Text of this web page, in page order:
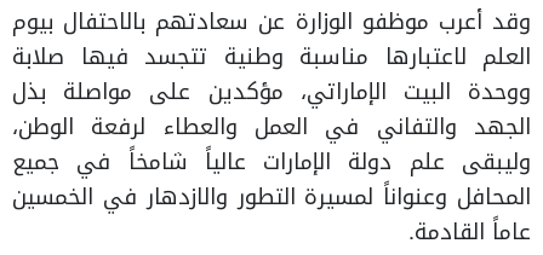
وقد أعرب موظفو الوزارة عن سعادتهم بالاحتفال بيوم
العلم لاعتبارها مناسبة وطنية تتجسد فيها صلابة
ووحدة البيت الإماراتي، مؤكدين على مواصلة بذل
الجهد والتفاني في العمل والعطاء لرفعة الوطن،
وليبقى علم دولة الإمارات عالياً شامخاً في جميع
المحافل وعنواناً لمسيرة التطور والازدهار في الخمسين
عاماً القادمة.